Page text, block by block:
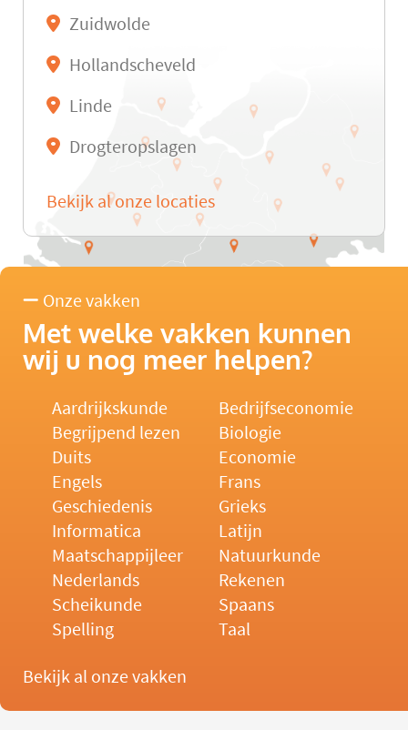
Zuidwolde
Hollandscheveld
Linde
Drogteropslagen
Bekijk al onze locaties
Onze vakken
Met welke vakken kunnen
wij u nog meer helpen?
Aardrijkskunde
Bedrijfseconomie
Begrijpend lezen
Biologie
Duits
Economie
Engels
Frans
Geschiedenis
Grieks
Informatica
Latijn
Maatschappijleer
Natuurkunde
Nederlands
Rekenen
Scheikunde
Spaans
Spelling
Taal
Bekijk al onze vakken